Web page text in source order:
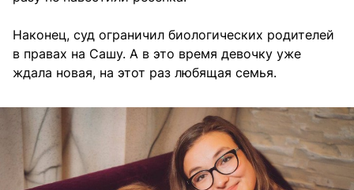
Наконец, суд ограничил биологических родителей
в правах на Сашу. А в это время девочку уже
ждала новая, на этот раз любящая семья.